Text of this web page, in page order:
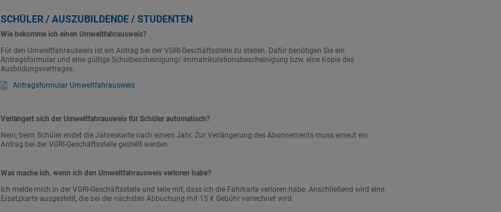
SCHÜLER / AUSZUBILDENDE / STUDENTEN
Wie bekomme ich einen Umweltfahrausweis?
Für den Umweltfahrausweis ist ein Antrag bei der VGRI-Geschäftsstelle zu stellen. Dafür benötigen Sie ein
Antragsformular und eine gültige Schulbescheinigung/ Immatrikulationsbescheinigung bzw. eine Kopie des
Ausbildungsvertrages.
Antragsformular Umweltfahrausweis
Verlängert sich der Umweltfahrausweis für Schüler automatisch?
Nein, beim Schüler endet die Jahreskarte nach einem Jahr. Zur Verlängerung des Abonnements muss erneut ein
Antrag bei der VGRI-Geschäftsstelle gestellt werden.
Was mache ich, wenn ich den Umweltfahrausweis verloren habe?
Ich melde mich in der VGRI-Geschäftsstelle und teile mit, dass ich die Fahrkarte verloren habe. Anschließend wird eine
Ersatzkarte ausgestellt, die bei der nächsten Abbuchung mit 15 € Gebühr verrechnet wird.